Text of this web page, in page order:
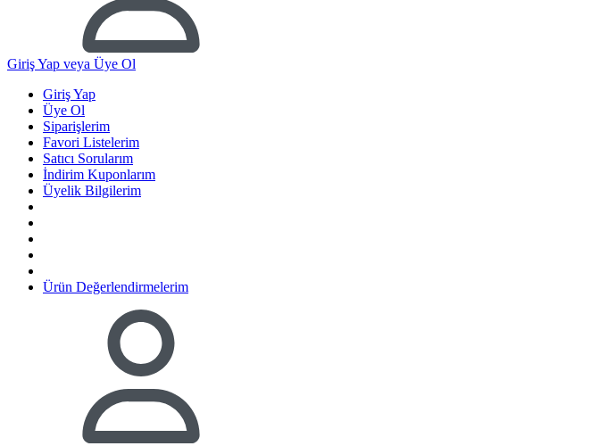
Giriş Yap veya Üye Ol
Giriş Yap
Üye Ol
Siparişlerim
Favori Listelerim
Satıcı Sorularım
İndirim Kuponlarım
Üyelik Bilgilerim
Ürün Değerlendirmelerim